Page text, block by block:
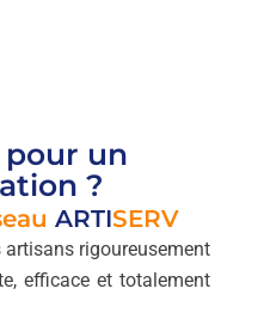
un
?
ARTISERV
rigoureusement
efficace et totalement